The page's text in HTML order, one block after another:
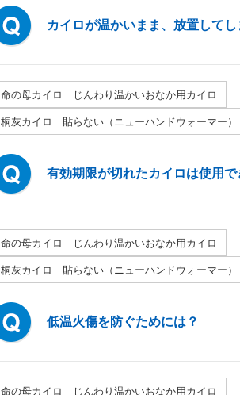
カイロが温かいまま、放置して
命の母カイロ じんわり温かいおなか用カイロ
桐灰カイロ 貼らない（ニューハンドウォーマー）
有効期限が切れたカイロは使用で
命の母カイロ じんわり温かいおなか用カイロ
桐灰カイロ 貼らない（ニューハンドウォーマー）
低温火傷を防ぐためには？
命の母カイロ じんわり温かいおなか用カイロ